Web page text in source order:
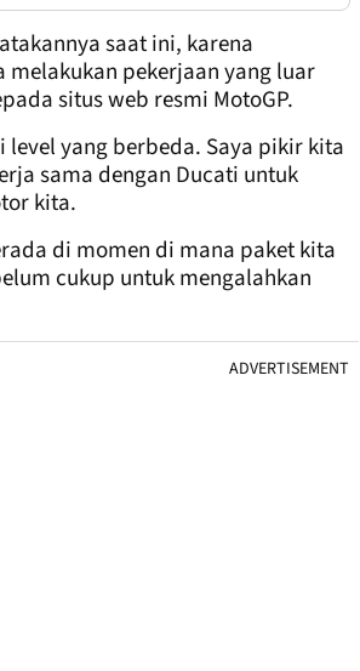
saat ini, karena
pekerjaan yang luar
situs web resmi MotoGP.
level yang berbeda. Saya pikir kita
sama dengan Ducati untuk
kita.
di momen di mana paket kita
cukup untuk mengalahkan
ADVERTISEMENT